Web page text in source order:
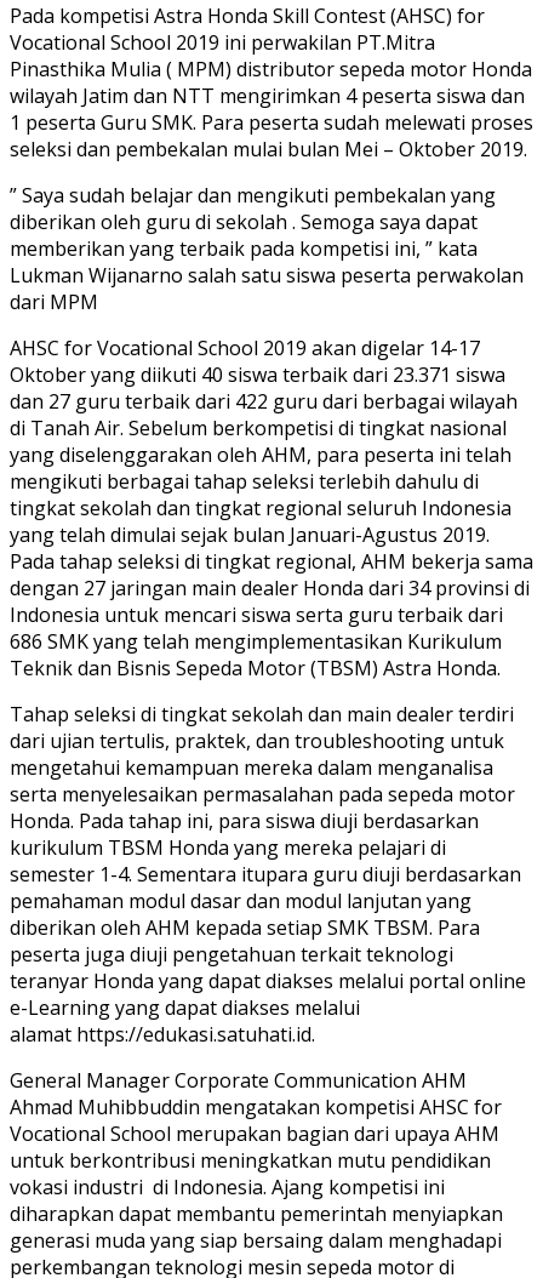
Pada kompetisi Astra Honda Skill Contest (AHSC) for
Vocational School 2019 ini perwakilan PT.Mitra
Pinasthika Mulia ( MPM) distributor sepeda motor Honda
wilayah Jatim dan NTT mengirimkan 4 peserta siswa dan
1 peserta Guru SMK. Para peserta sudah melewati proses
seleksi dan pembekalan mulai bulan Mei – Oktober 2019.
” Saya sudah belajar dan mengikuti pembekalan yang
diberikan oleh guru di sekolah . Semoga saya dapat
memberikan yang terbaik pada kompetisi ini, ” kata
Lukman Wijanarno salah satu siswa peserta perwakolan
dari MPM
AHSC for Vocational School 2019 akan digelar 14-17
Oktober yang diikuti 40 siswa terbaik dari 23.371 siswa
dan 27 guru terbaik dari 422 guru dari berbagai wilayah
di Tanah Air. Sebelum berkompetisi di tingkat nasional
yang diselenggarakan oleh AHM, para peserta ini telah
mengikuti berbagai tahap seleksi terlebih dahulu di
tingkat sekolah dan tingkat regional seluruh Indonesia
yang telah dimulai sejak bulan Januari-Agustus 2019.
Pada tahap seleksi di tingkat regional, AHM bekerja sama
dengan 27 jaringan main dealer Honda dari 34 provinsi di
Indonesia untuk mencari siswa serta guru terbaik dari
686 SMK yang telah mengimplementasikan Kurikulum
Teknik dan Bisnis Sepeda Motor (TBSM) Astra Honda.
Tahap seleksi di tingkat sekolah dan main dealer terdiri
dari ujian tertulis, praktek, dan troubleshooting untuk
mengetahui kemampuan mereka dalam menganalisa
serta menyelesaikan permasalahan pada sepeda motor
Honda. Pada tahap ini, para siswa diuji berdasarkan
kurikulum TBSM Honda yang mereka pelajari di
semester 1-4. Sementara itupara guru diuji berdasarkan
pemahaman modul dasar dan modul lanjutan yang
diberikan oleh AHM kepada setiap SMK TBSM. Para
peserta juga diuji pengetahuan terkait teknologi
teranyar Honda yang dapat diakses melalui portal online
e-Learning yang dapat diakses melalui
alamat https://edukasi.satuhati.id.
General Manager Corporate Communication AHM
Ahmad Muhibbuddin mengatakan kompetisi AHSC for
Vocational School merupakan bagian dari upaya AHM
untuk berkontribusi meningkatkan mutu pendidikan
vokasi industri di Indonesia. Ajang kompetisi ini
diharapkan dapat membantu pemerintah menyiapkan
generasi muda yang siap bersaing dalam menghadapi
perkembangan teknologi mesin sepeda motor di